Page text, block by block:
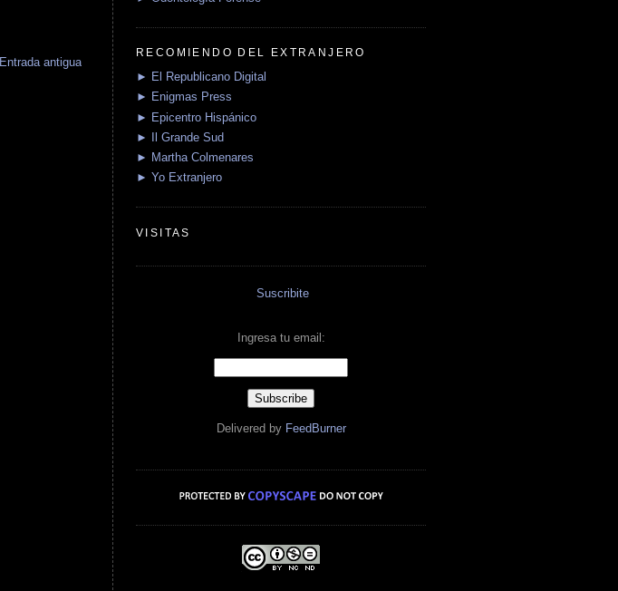
Entrada antigua
RECOMIENDO DEL EXTRANJERO
► El Republicano Digital
► Enigmas Press
► Epicentro Hispánico
► Il Grande Sud
► Martha Colmenares
► Yo Extranjero
VISITAS
Suscribite
Ingresa tu email:
Delivered by FeedBurner